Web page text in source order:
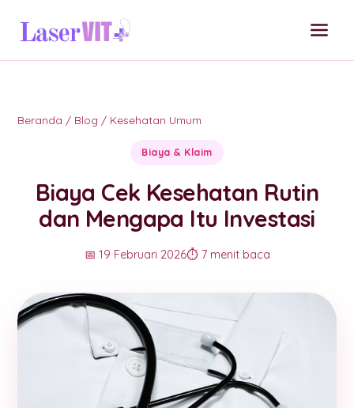
Beranda / Blog / Kesehatan Umum
Biaya & Klaim
Biaya Cek Kesehatan Rutin
dan Mengapa Itu Investasi
📅 19 Februari 2026⏱️ 7 menit baca